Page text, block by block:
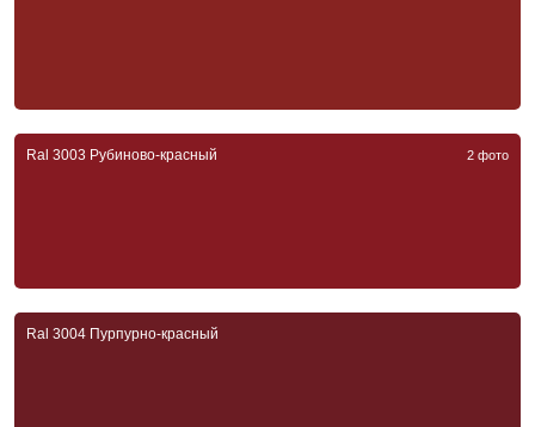
Ral 3003 Рубиново-красный 2 фото
Ral 3004 Пурпурно-красный